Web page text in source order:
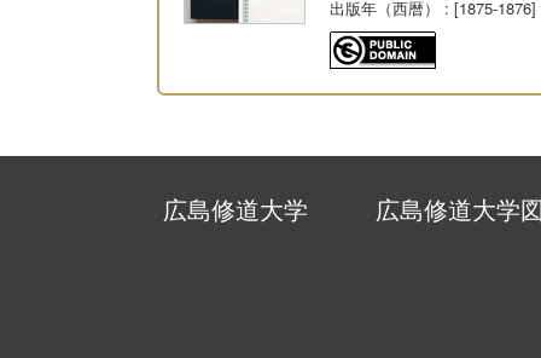
出版年（西暦）
: [1875-1876]
広島修道大学 広島修道大学